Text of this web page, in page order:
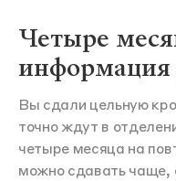
Четыре
информация
Вы сдали цельную
точно ждут в
четыре месяца на
можно сдавать чаще,